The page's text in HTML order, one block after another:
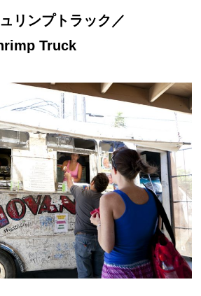
リンプトラック／
Truck